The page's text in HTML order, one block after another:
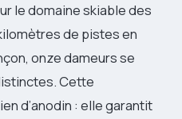
le domaine skiable des
de pistes en
onze dameurs se
Cette
d’anodin : elle garantit